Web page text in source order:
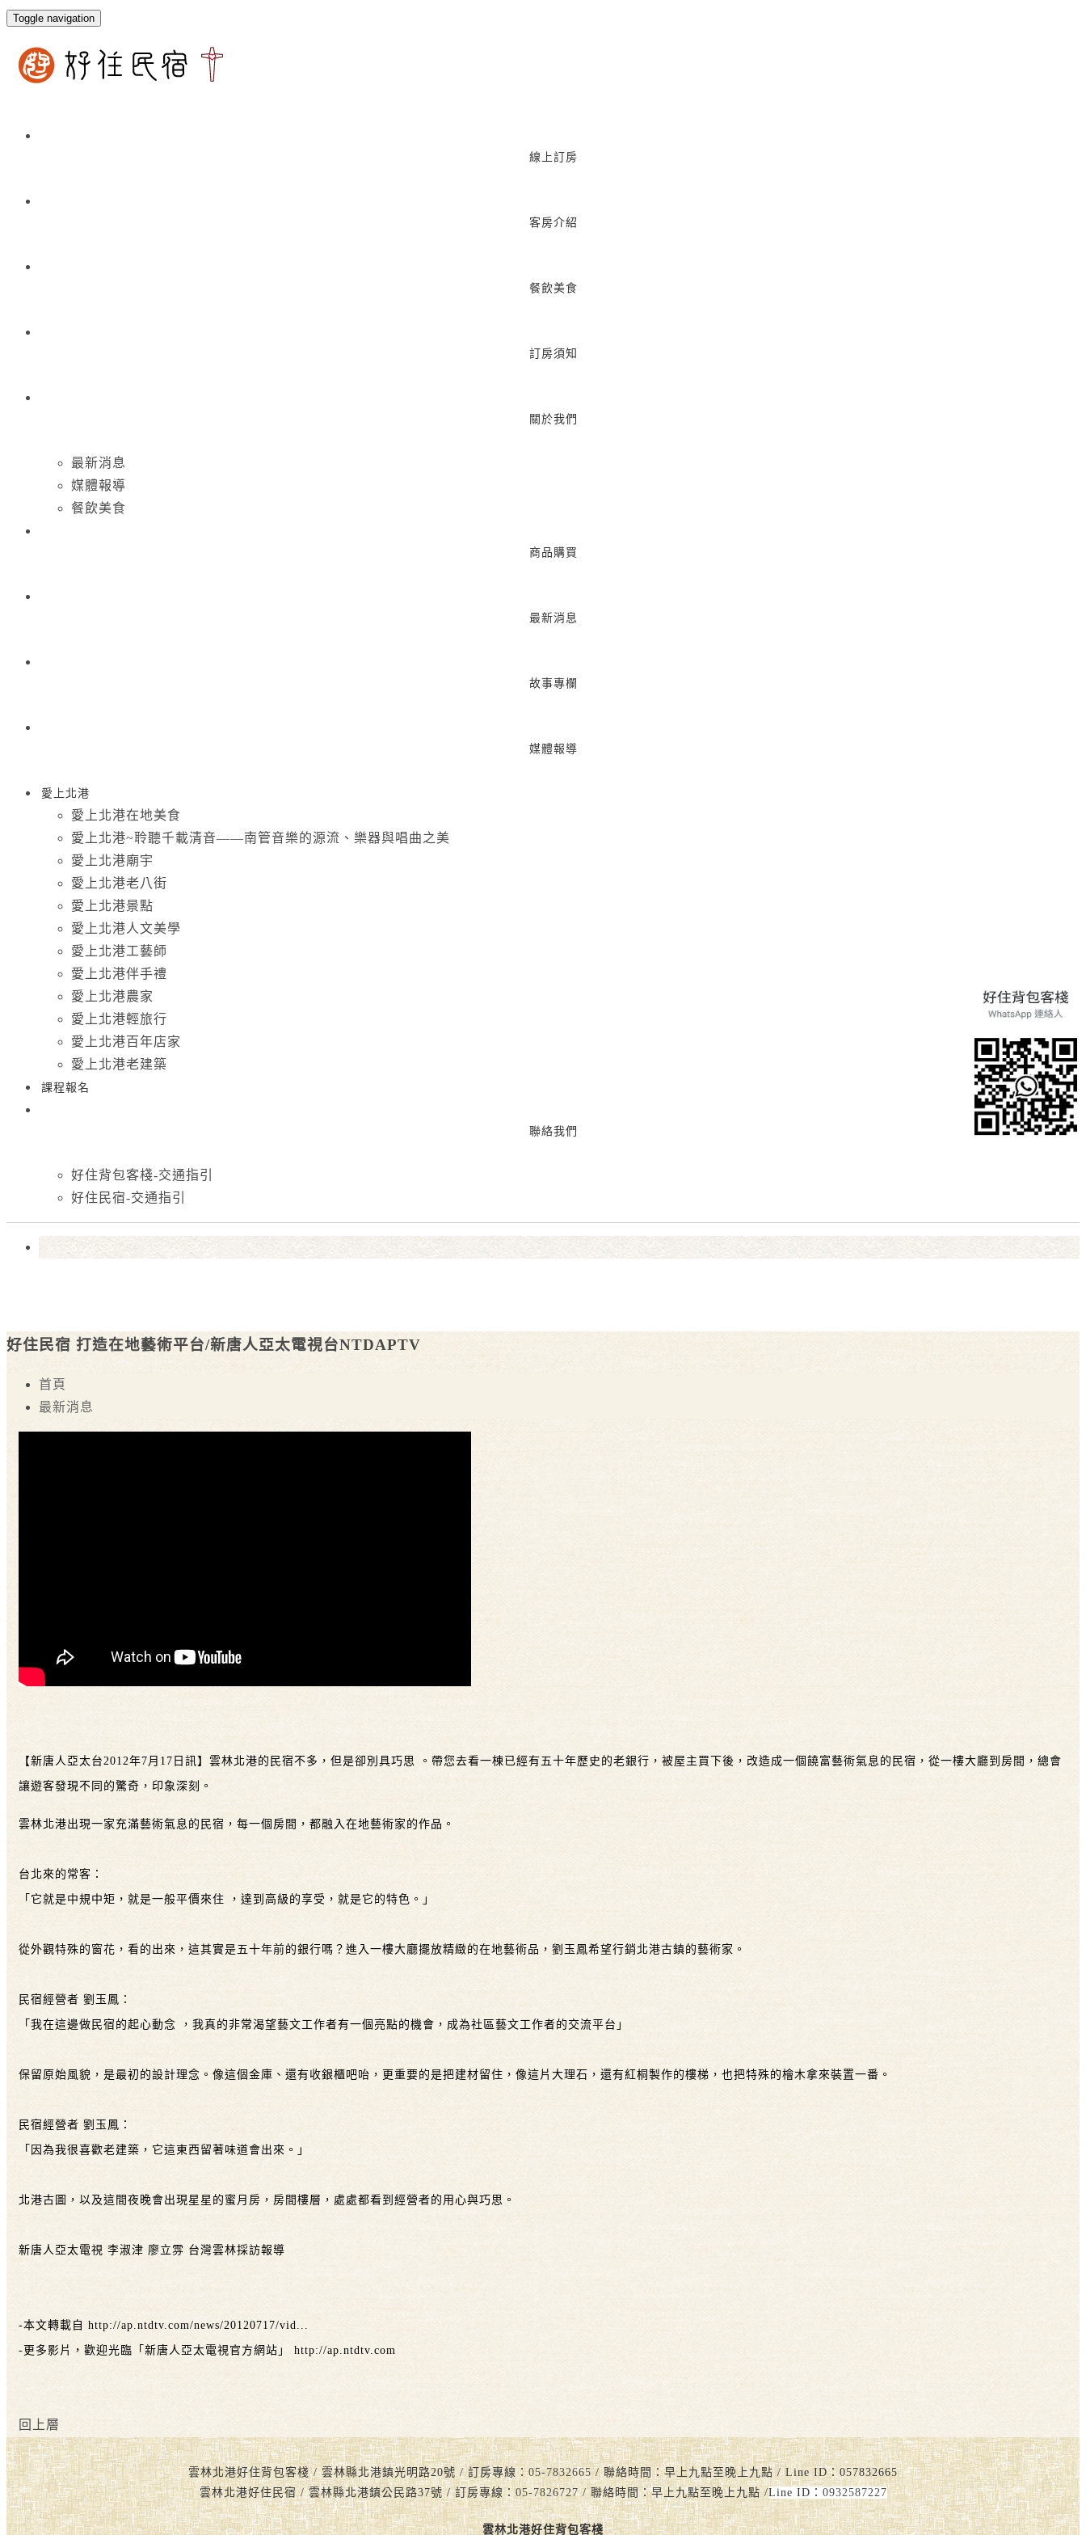
Toggle navigation
線上訂房
客房介紹
餐飲美食
訂房須知
關於我們
最新消息
媒體報導
餐飲美食
商品購買
最新消息
故事專欄
媒體報導
愛上北港
愛上北港在地美食
愛上北港~聆聽千載清音——南管音樂的源流、樂器與唱曲之美
愛上北港廟宇
愛上北港老八街
愛上北港景點
愛上北港人文美學
愛上北港工藝師
愛上北港伴手禮
愛上北港農家
愛上北港輕旅行
愛上北港百年店家
愛上北港老建築
課程報名
聯絡我們
好住背包客棧-交通指引
好住民宿-交通指引
好住民宿 打造在地藝術平台/新唐人亞太電視台NTDAPTV
首頁
最新消息
【新唐人亞太台2012年7月17日訊】雲林北港的民宿不多，但是卻別具巧思 。帶您去看一棟已經有五十年歷史的老銀行，被屋主買下後，改造成一個饒富藝術氣息的民宿，從一樓大廳到房間，總會
讓遊客發現不同的驚奇，印象深刻。
雲林北港出現一家充滿藝術氣息的民宿，每一個房間，都融入在地藝術家的作品。
台北來的常客：
「它就是中規中矩，就是一般平價來住 ，達到高級的享受，就是它的特色。」
從外觀特殊的窗花，看的出來，這其實是五十年前的銀行嗎？進入一樓大廳擺放精緻的在地藝術品，劉玉鳳希望行銷北港古鎮的藝術家。
民宿經營者 劉玉鳳：
「我在這邊做民宿的起心動念 ，我真的非常渴望藝文工作者有一個亮點的機會，成為社區藝文工作者的交流平台」
保留原始風貌，是最初的設計理念。像這個金庫、還有收銀櫃吧咍，更重要的是把建材留住，像這片大理石，還有紅桐製作的樓梯，也把特殊的檜木拿來裝置一番。
民宿經營者 劉玉鳳：
「因為我很喜歡老建築，它這東西留著味道會出來。」
北港古圖，以及這間夜晚會出現星星的蜜月房，房間樓層，處處都看到經營者的用心與巧思。
新唐人亞太電視 李淑津 廖立雰 台灣雲林採訪報導
-本文轉載自 http://ap.ntdtv.com/news/20120717/vid...
-更多影片，歡迎光臨「新唐人亞太電視官方網站」 http://ap.ntdtv.com
回上層
雲林北港好住背包客棧 / 雲林縣北港鎮光明路20號 / 訂房專線：05-7832665/ 聯絡時間：早上九點至晚上九點 / Line ID：057832665
雲林北港好住民宿 / 雲林縣北港鎮公民路37號 / 訂房專線：05-7826727/ 聯絡時間：早上九點至晚上九點 /Line ID： 0932587227
雲林北港好住背包客棧